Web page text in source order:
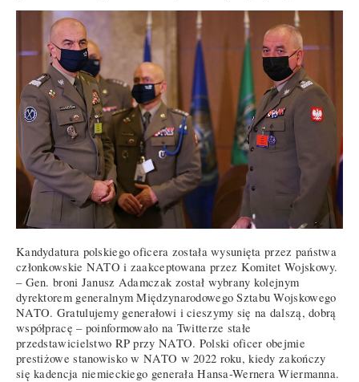
Kandydatura polskiego oficera została wysunięta przez państwa
członkowskie NATO i zaakceptowana przez Komitet Wojskowy.
– Gen. broni Janusz Adamczak został wybrany kolejnym
dyrektorem generalnym Międzynarodowego Sztabu Wojskowego
NATO. Gratulujemy generałowi i cieszymy się na dalszą, dobrą
współpracę – poinformowało na Twitterze stałe
przedstawicielstwo RP przy NATO. Polski oficer obejmie
prestiżowe stanowisko w NATO w 2022 roku, kiedy zakończy
się kadencja niemieckiego generała Hansa-Wernera Wiermanna.